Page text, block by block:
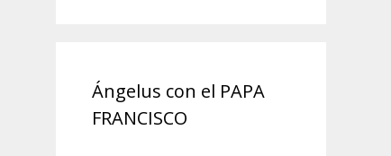
Ángelus con el PAPA
FRANCISCO